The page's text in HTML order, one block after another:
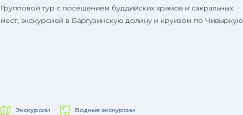
Групповой тур с посещением буддийских храмов и сакральных
мест, экскурсией в Баргузинскую долину и круизом по Чивыркую
Экскурсии Водные экскурсии